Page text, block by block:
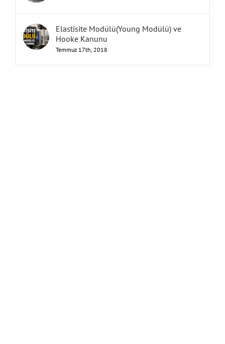
Elastisite Modülü(Young Modülü) ve
Hooke Kanunu
Temmuz 17th, 2018